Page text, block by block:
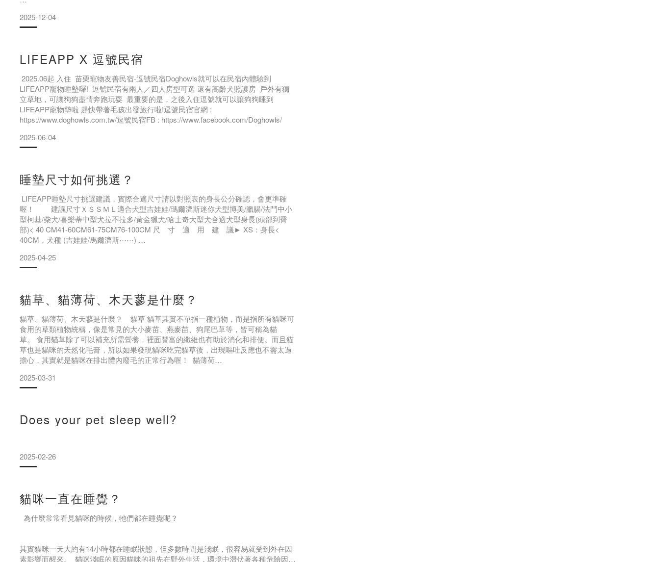
活動現場藏了很多亮點～
師-羊桃 出席
來到場生活小帳開講座
希望可以讓更多飼主了解狗狗睡眠的重要性
羊桃老師真的又美又專業，上課內容超豐富🤩
2025-12-04
LIFEAPP X 逗號民宿
2025.06起 入住 苗栗寵物友善民宿-逗號民宿Doghowls就可以在民宿內體驗到
LIFEAPP寵物睡墊囉! 逗號民宿有兩人／四人房型可選 還有高齡犬照護房 戶外有獨
立草地，可讓狗狗盡情奔跑玩耍 最重要的是，之後入住逗號就可以讓狗狗睡到
LIFEAPP寵物墊啦 趕快帶著毛孩出發旅行啦!逗號民宿官網 :
https://www.doghowls.com.tw/逗號民宿FB : https://www.facebook.com/Doghowls/
2025-06-04
睡墊尺寸如何挑選？
LIFEAPP睡墊尺寸挑選建議，實際合適尺寸請以對照表的身長公分確認，會更準確
喔！ 建議尺寸ＸＳＳＭＬ適合犬型吉娃娃/瑪爾濟斯迷你犬型博美/臘腸/法鬥中小
型柯基/柴犬/喜樂蒂中型犬拉不拉多/黃金獵犬/哈士奇大型犬合適犬型身長(頭部到臀
部)< 40 CM41-60CM61-75CM76-100CM 尺 寸 適 用 建 議► XS：身長<
40CM，犬種 (吉娃娃/馬爾濟斯⋯⋯)
► M：身長約61-75CM，犬種
2025-04-25
貓草、貓薄荷、木天蓼是什麼？
貓草、貓薄荷、木天蓼是什麼？ 貓草 貓草其實不單指一種植物，而是指所有貓咪可
食用的草類植物統稱，像是常見的大小麥苗、燕麥苗、狗尾巴草等，皆可稱為貓
草。 食用貓草除了可以補充所需營養，裡面豐富的纖維也有助於消化和排便。而且貓
草也是貓咪的天然化毛膏，所以如果發現貓咪吃完貓草後，出現嘔吐反應也不需太過
擔心，其實就是貓咪在排出體內廢毛的正常行為喔！ 貓薄荷
學物質，可以刺激貓咪嗅覺、引起貓咪興奮，也因為貓咪吃下貓薄荷後，會
2025-03-31
Does your pet sleep well?
2025-02-26
貓咪一直在睡覺？
為什麼常常看見貓咪的時候，牠們都在睡覺呢？
其實貓咪一天大約有14小時都在睡眠狀態，但多數時間是淺眠，很容易就受到外在因
素影響而醒來。 貓咪淺眠的原因貓咪的祖先在野外生活，環境中潛伏著各種危險因